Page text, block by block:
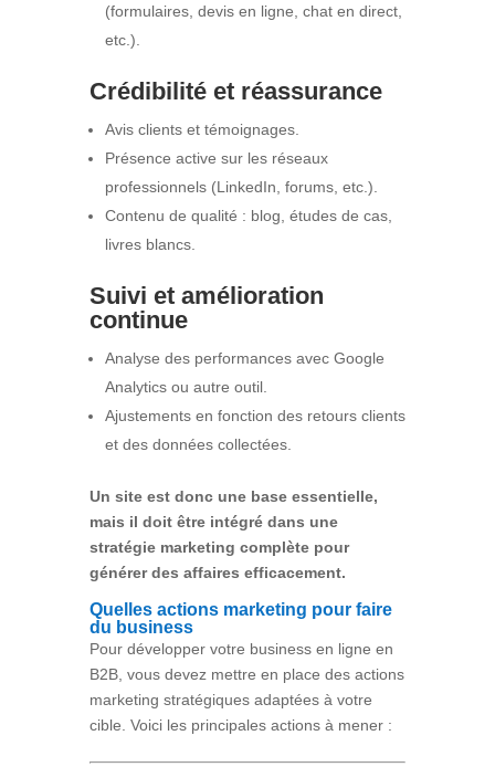
(formulaires, devis en ligne, chat en direct,
etc.).
Crédibilité et réassurance
Avis clients et témoignages.
Présence active sur les réseaux
professionnels (LinkedIn, forums, etc.).
Contenu de qualité : blog, études de cas,
livres blancs.
Suivi et amélioration
continue
Analyse des performances avec Google
Analytics ou autre outil.
Ajustements en fonction des retours clients
et des données collectées.
Un site est donc une base essentielle,
mais il doit être intégré dans une
stratégie marketing complète pour
générer des affaires efficacement.
Quelles actions marketing pour faire
du business
Pour développer votre business en ligne en
B2B, vous devez mettre en place des actions
marketing stratégiques adaptées à votre
cible. Voici les principales actions à mener :